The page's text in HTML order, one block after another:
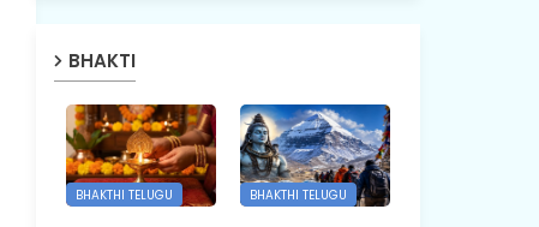
BHAKTI
BHAKTHI TELUGU BHAKTHI TELUGU